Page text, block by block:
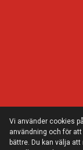
Vi använder cookies
användning och för
bättre. Du kan välja